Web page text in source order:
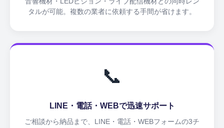
タルが可能。複数の業者に依頼する手間が省けます。
📞
LINE・電話・WEBで迅速サポート
ご相談から納品まで、LINE・電話・WEBフォームの3チ